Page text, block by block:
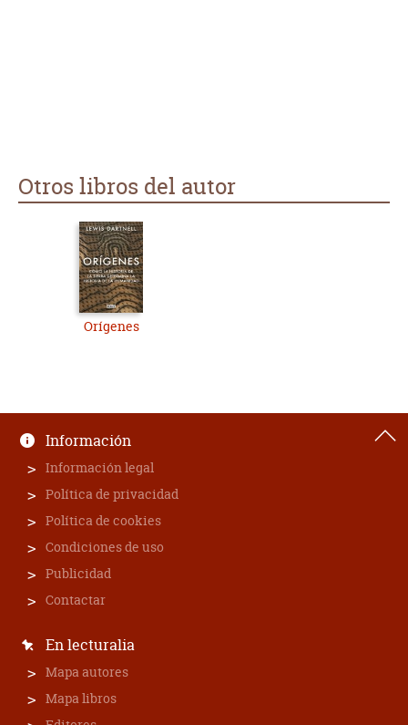
Otros libros del autor
Orígenes
Información
Información legal
Política de privacidad
Política de cookies
Condiciones de uso
Publicidad
Contactar
En lecturalia
Mapa autores
Mapa libros